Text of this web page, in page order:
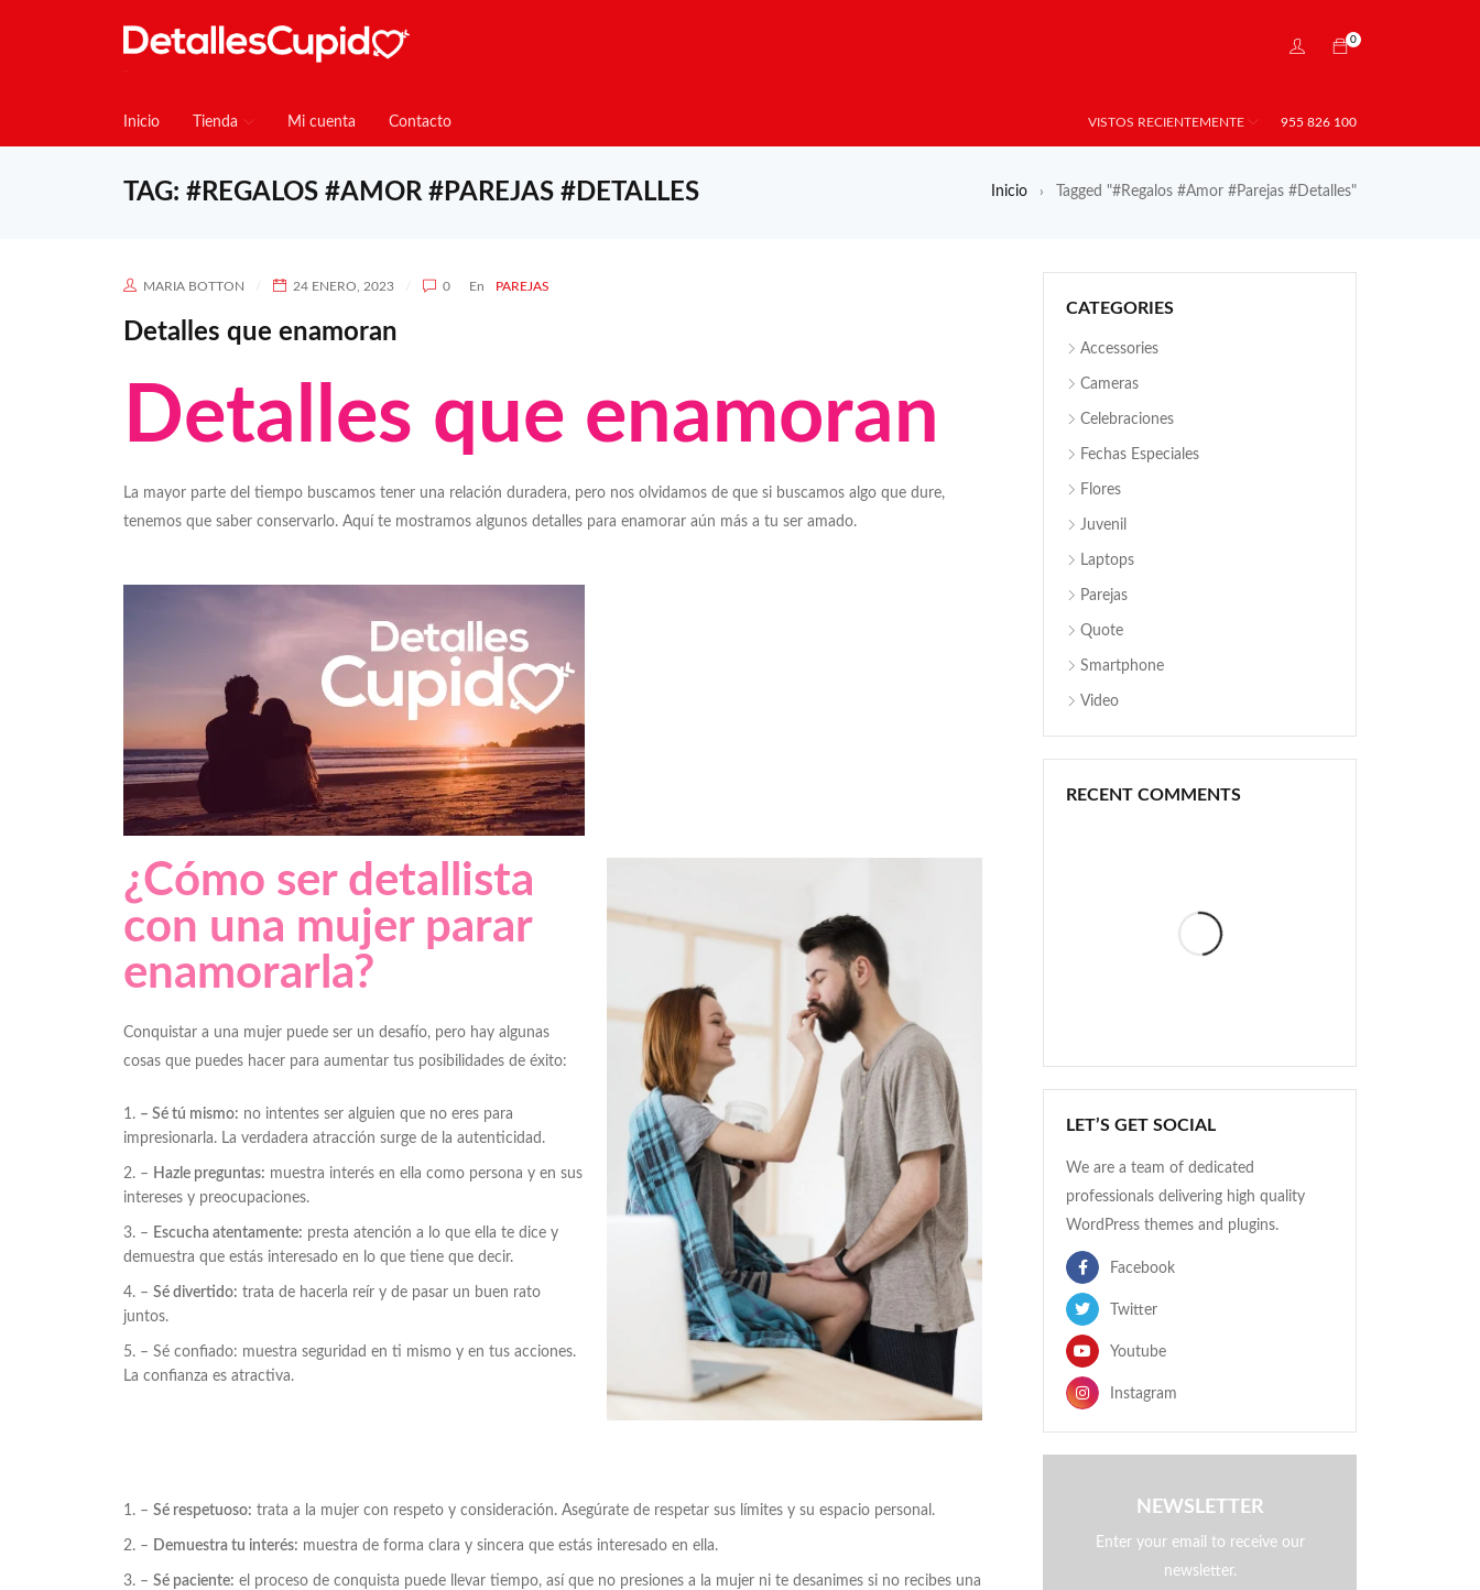
0
Inicio Tienda Mi cuenta Contacto 955 826 100
VISTOS RECIENTEMENTE
TAG: #REGALOS #AMOR #PAREJAS #DETALLES Inicio › Tagged "#Regalos #Amor #Parejas #Detalles"
MARIA BOTTON 24 ENERO, 2023 0 En PAREJAS
Detalles que enamoran
Detalles que enamoran
La mayor parte del tiempo buscamos tener una relación duradera, pero nos olvidamos de que si buscamos algo que dure,
tenemos que saber conservarlo. Aquí te mostramos algunos detalles para enamorar aún más a tu ser amado.
¿Cómo ser detallista
con una mujer parar
enamorarla?
Conquistar a una mujer puede ser un desafío, pero hay algunas
cosas que puedes hacer para aumentar tus posibilidades de éxito:
– Sé tú mismo: no intentes ser alguien que no eres para
impresionarla. La verdadera atracción surge de la autenticidad.
– Hazle preguntas: muestra interés en ella como persona y en sus
intereses y preocupaciones.
– Escucha atentamente: presta atención a lo que ella te dice y
demuestra que estás interesado en lo que tiene que decir.
– Sé divertido: trata de hacerla reír y de pasar un buen rato
juntos.
– Sé confiado: muestra seguridad en ti mismo y en tus acciones.
La confianza es atractiva.
– Sé respetuoso: trata a la mujer con respeto y consideración. Asegúrate de respetar sus límites y su espacio personal.
– Demuestra tu interés: muestra de forma clara y sincera que estás interesado en ella.
– Sé paciente: el proceso de conquista puede llevar tiempo, así que no presiones a la mujer ni te desanimes si no recibes una
CATEGORIES
Accessories
Cameras
Celebraciones
Fechas Especiales
Flores
Juvenil
Laptops
Parejas
Quote
Smartphone
Video
RECENT COMMENTS
LET’S GET SOCIAL
We are a team of dedicated
professionals delivering high quality
WordPress themes and plugins.
Facebook
Twitter
Youtube
Instagram
NEWSLETTER
Enter your email to receive our
newsletter.